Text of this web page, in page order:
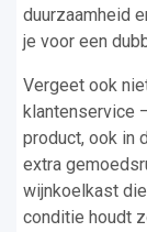
duurzaamheid
je voor een
Vergeet ook
klantenservice
product, ook in
extra
wijnkoelkast
conditie houdt